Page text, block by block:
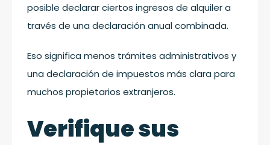
posible declarar ciertos ingresos de alquiler a
través de una declaración anual combinada.
Eso significa menos trámites administrativos y
una declaración de impuestos más clara para
muchos propietarios extranjeros.
Verifique sus